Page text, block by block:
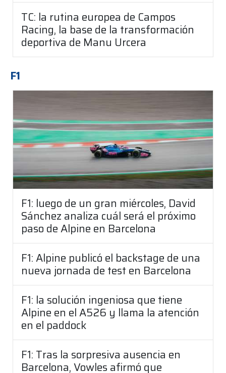
TC: la rutina europea de Campos
Racing, la base de la transformación
deportiva de Manu Urcera
F1
F1: luego de un gran miércoles, David
Sánchez analiza cuál será el próximo
paso de Alpine en Barcelona
F1: Alpine publicó el backstage de una
nueva jornada de test en Barcelona
F1: la solución ingeniosa que tiene
Alpine en el A526 y llama la atención
en el paddock
F1: Tras la sorpresiva ausencia en
Barcelona, Vowles afirmó que